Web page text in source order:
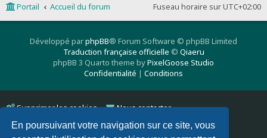
En poursuivant votre navigation sur ce site, vous
Fuseau horaire surUTC+02:00
Portail Accueil du forum
Développé parphpBB® Forum Software © phpBB Limited
Traduction française officielle © Qiaeru
phpBB 3 Quarto theme byPixelGoose Studio
Confidentialité | Conditions
Supprimer les cookies Nous contacter